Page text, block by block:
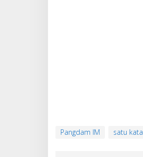
Pangdam IM satu kata